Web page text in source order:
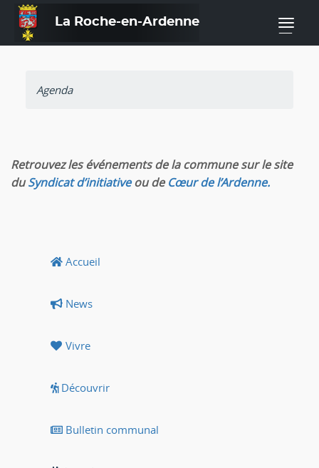
La Roche-en-Ardenne —
Agenda
Retrouvez les événements de la commune sur le site
duSyndicat d’initiativeou deCœur de l’Ardenne.
Accueil
News
Vivre
Découvrir
Bulletin communal